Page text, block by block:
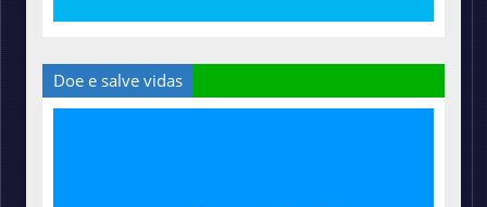
Doe e salve vidas